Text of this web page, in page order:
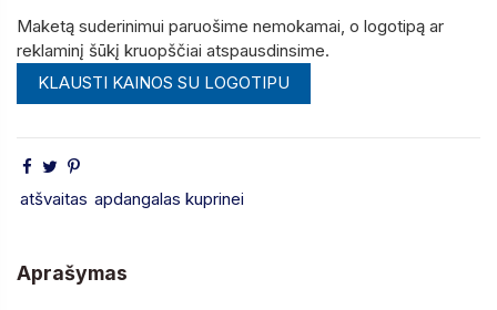
Maketą suderinimui paruošime nemokamai, o logotipą ar
reklaminį šūkį kruopščiai atspausdinsime.
KLAUSTI KAINOS SU LOGOTIPU
atšvaitas apdangalas kuprinei
Aprašymas